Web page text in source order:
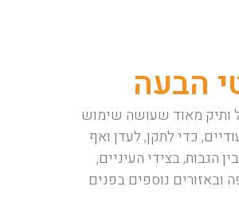
הבעה
ותיק מאוד שעושה שימוש
כדי לתקן, לעדן ואף
הגבות, בצידי העיניים,
ובאזורים נוספים בפנים